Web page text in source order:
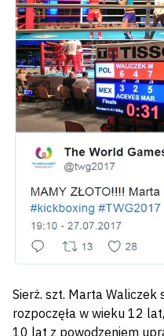
Sierż. szt. Marta
rozpoczęła w wieku 12
10 lat z powodzeniem